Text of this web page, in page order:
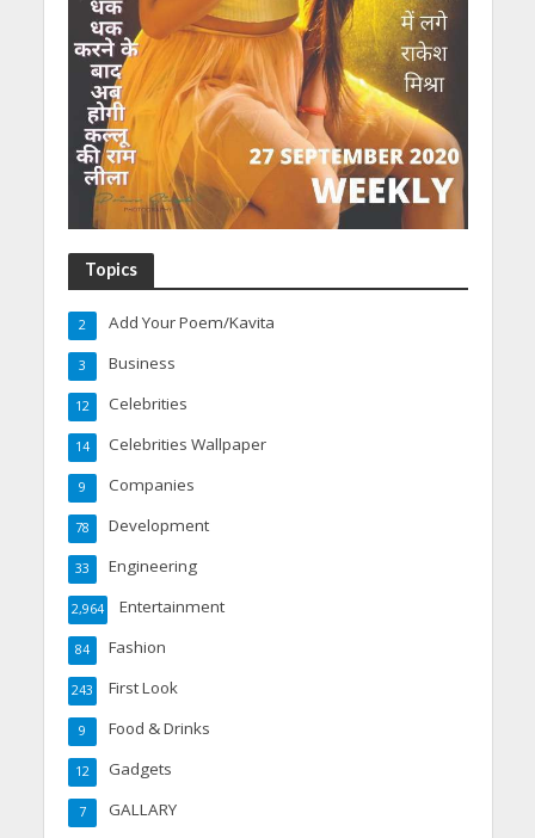
Topics
Add Your Poem/Kavita
2
Business
3
Celebrities
12
Celebrities Wallpaper
14
Companies
9
Development
78
Engineering
33
Entertainment
2,964
Fashion
84
First Look
243
Food & Drinks
9
Gadgets
12
GALLARY
7